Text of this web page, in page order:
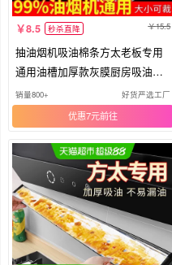
8.5 秒杀直降 15.5
抽油烟机吸油棉条方太老板专用
通用油槽加厚款灰膜厨房吸油垫
纸
销量800+ 好货严选工厂
优惠7元